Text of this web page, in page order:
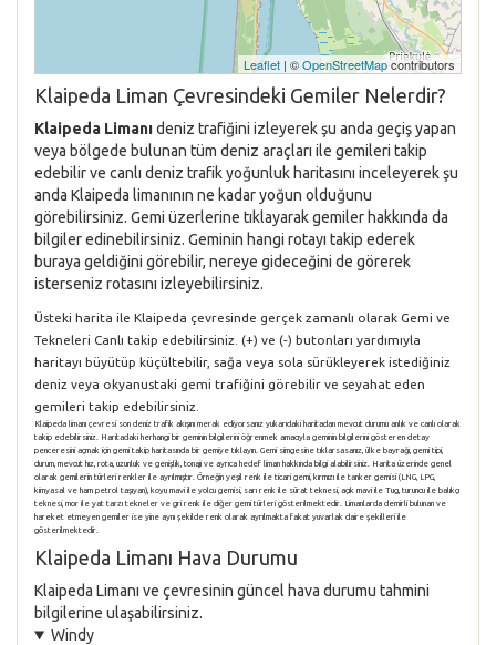
Leaflet | ©OpenStreetMapcontributors
Klaipeda Liman Çevresindeki Gemiler Nelerdir?
Klaipeda Limanıdeniz trafiğini izleyerek şu anda geçiş yapan
veya bölgede bulunan tüm deniz araçları ile gemileri takip
edebilir ve canlı deniz trafik yoğunluk haritasını inceleyerek şu
anda Klaipeda limanının ne kadar yoğun olduğunu
görebilirsiniz. Gemi üzerlerine tıklayarak gemiler hakkında da
bilgiler edinebilirsiniz. Geminin hangi rotayı takip ederek
buraya geldiğini görebilir, nereye gideceğini de görerek
isterseniz rotasını izleyebilirsiniz.
Üsteki harita ile Klaipeda çevresinde gerçek zamanlı olarak Gemi ve
Tekneleri Canlı takip edebilirsiniz. (+) ve (-) butonları yardımıyla
haritayı büyütüp küçültebilir, sağa veya sola sürükleyerek istediğiniz
deniz veya okyanustaki gemi trafiğini görebilir ve seyahat eden
gemileri takip edebilirsiniz.
Klaipeda limanı çevresi son deniz trafik akışını merak ediyorsanız yukarıdaki haritadan mevcut durumu anlık ve canlı olarak
takip edebilirsiniz. Haritadaki herhangi bir geminin bilgilerini öğrenmek amacıyla geminin bilgilerini gösteren detay
penceresini açmak için gemi takip haritasında bir gemiye tıklayın. Gemi simgesine tıklarsasanız, ülke bayrağı, gemi tipi,
durum, mevcut hız, rota, uzunluk ve genişlik, tonajı ve ayrıca hedef liman hakkında bilgi alabilirsiniz. Harita üzerinde genel
olarak gemilerin türleri renkler ile ayrılmıştır. Örneğin yeşil renk ile ticari gemi, kırmızı ile tanker gemisi (LNG, LPG,
kimyasal ve ham petrol taşıyan), koyu mavi ile yolcu gemisi, sarı renk ile sürat teknesi, açık mavi ile Tug, turuncu ile balıkçı
teknesi, mor ile yat tarzı tekneler ve gri renk ile diğer gemi türleri gösterilmektedir. Limanlarda demirli bulunan ve
hareket etmeyen gemiler ise yine aynı şekilde renk olarak ayrılmakta fakat yuvarlak daire şekilleri ile
gösterilmektedir.
Klaipeda Limanı Hava Durumu
Klaipeda Limanı ve çevresinin güncel hava durumu tahmini
bilgilerine ulaşabilirsiniz.
Windy